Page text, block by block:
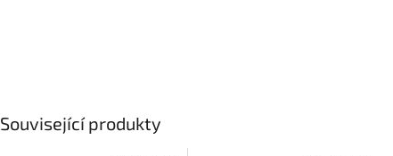
Související produkty